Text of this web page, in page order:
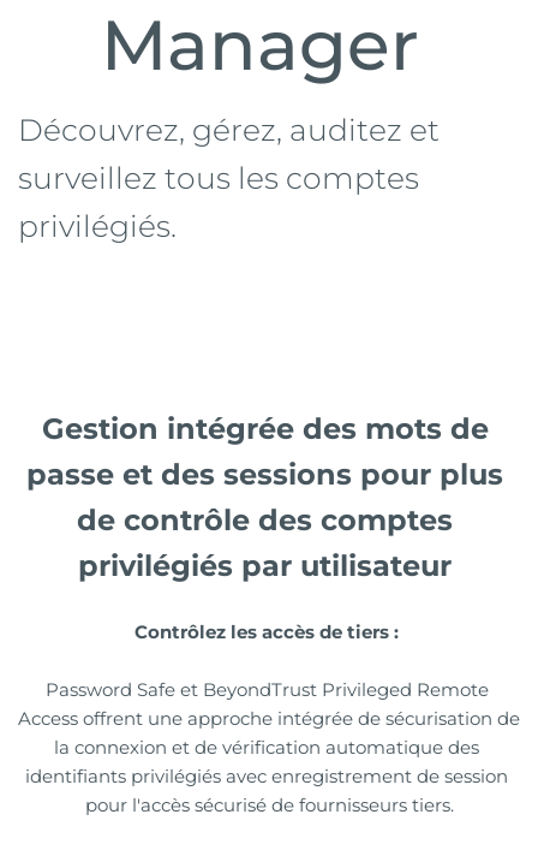
Manager
Découvrez, gérez, auditez et
surveillez tous les comptes
privilégiés.
Gestion intégrée des mots de
passe et des sessions pour plus
de contrôle des comptes
privilégiés par utilisateur
Contrôlez les accès de tiers :
Password Safe et BeyondTrust Privileged Remote
Access offrent une approche intégrée de sécurisation de
la connexion et de vérification automatique des
identifiants privilégiés avec enregistrement de session
pour l'accès sécurisé de fournisseurs tiers.